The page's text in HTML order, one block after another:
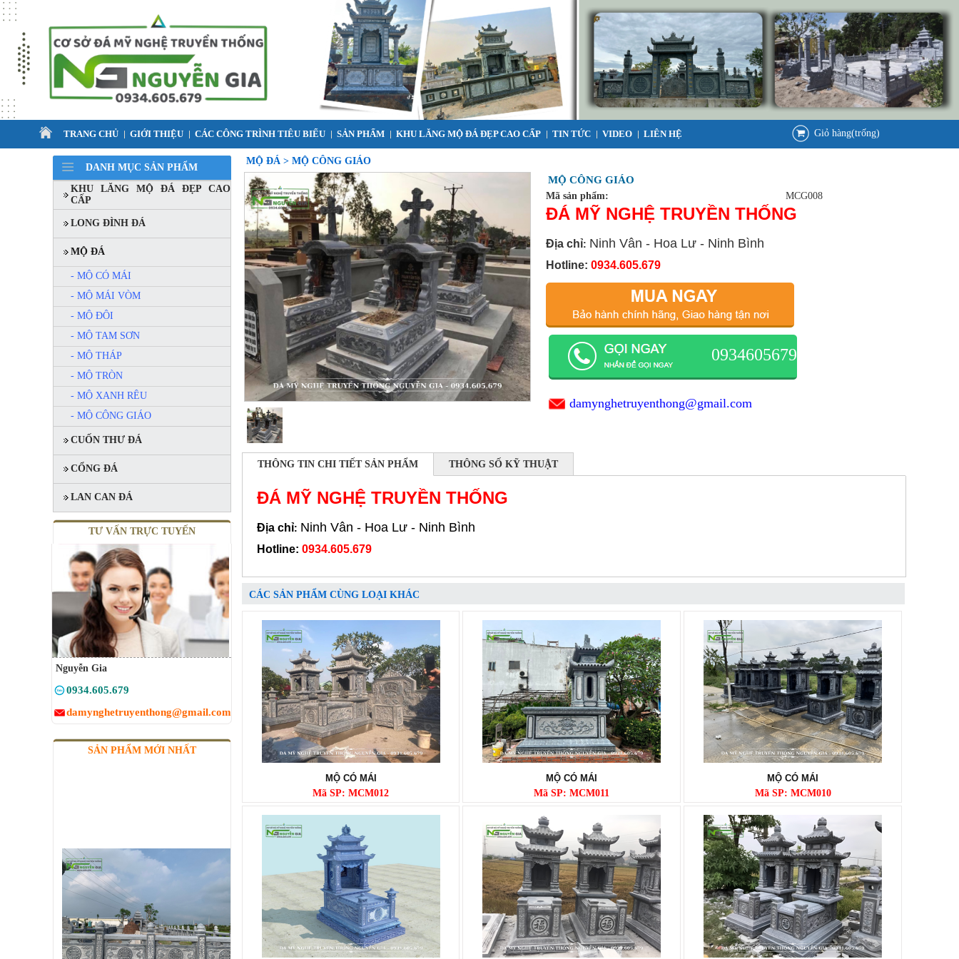
TRANG CHỦ GIỚI THIỆU CÁC CÔNG TRÌNH TIÊU BIỂU SẢN PHẨM KHU LĂNG MỘ ĐÁ ĐẸP CAO CẤP TIN TỨC VIDEO LIÊN HỆ Giỏ hàng(trống)
DANH MỤC SẢN PHẨM
KHU LĂNG MỘ ĐÁ ĐẸP CAO
CẤP
LONG ĐÌNH ĐÁ
MỘ ĐÁ
- MỘ CÓ MÁI
- MỘ MÁI VÒM
- MỘ ĐÔI
- MỘ TAM SƠN
- MỘ THÁP
- MỘ TRÒN
- MỘ XANH RÊU
- MỘ CÔNG GIÁO
CUỐN THƯ ĐÁ
CỔNG ĐÁ
LAN CAN ĐÁ
TƯ VẤN TRỰC TUYẾN
Nguyễn Gia
0934.605.679
damynghetruyenthong@gmail.com
SẢN PHẨM MỚI NHẤT
MỘ ĐÁ > MỘ CÔNG GIÁO
MỘ CÔNG GIÁO
Mã sản phẩm: MCG008
ĐÁ MỸ NGHỆ TRUYỀN THỐNG
Địa chỉ: Ninh Vân - Hoa Lư - Ninh Bình
Hotline: 0934.605.679
0934605679
damynghetruyenthong@gmail.com
THÔNG TIN CHI TIẾT SẢN PHẨM THÔNG SỐ KỸ THUẬT
ĐÁ MỸ NGHỆ TRUYỀN THỐNG
Địa chỉ: Ninh Vân - Hoa Lư - Ninh Bình
Hotline: 0934.605.679
CÁC SẢN PHẨM CÙNG LOẠI KHÁC
MỘ CÓ MÁI
Mã SP: MCM012
MỘ CÓ MÁI
Mã SP: MCM011
MỘ CÓ MÁI
Mã SP: MCM010